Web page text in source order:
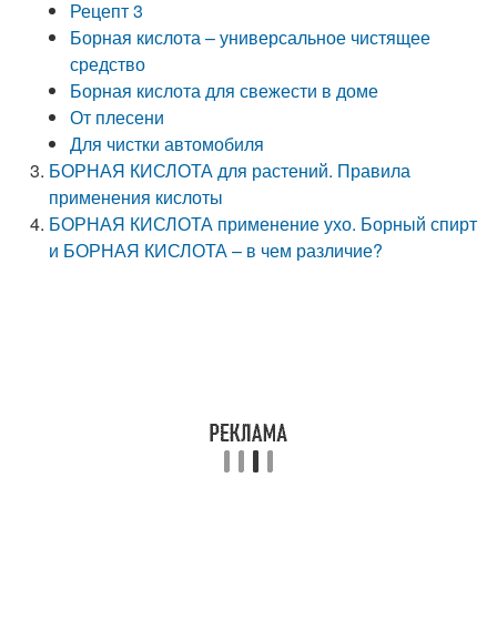
Рецепт 3
Борная кислота – универсальное чистящее
средство
Борная кислота для свежести в доме
От плесени
Для чистки автомобиля
БОРНАЯ КИСЛОТА для растений. Правила
применения кислоты
БОРНАЯ КИСЛОТА применение ухо. Борный спирт
и БОРНАЯ КИСЛОТА – в чем различие?